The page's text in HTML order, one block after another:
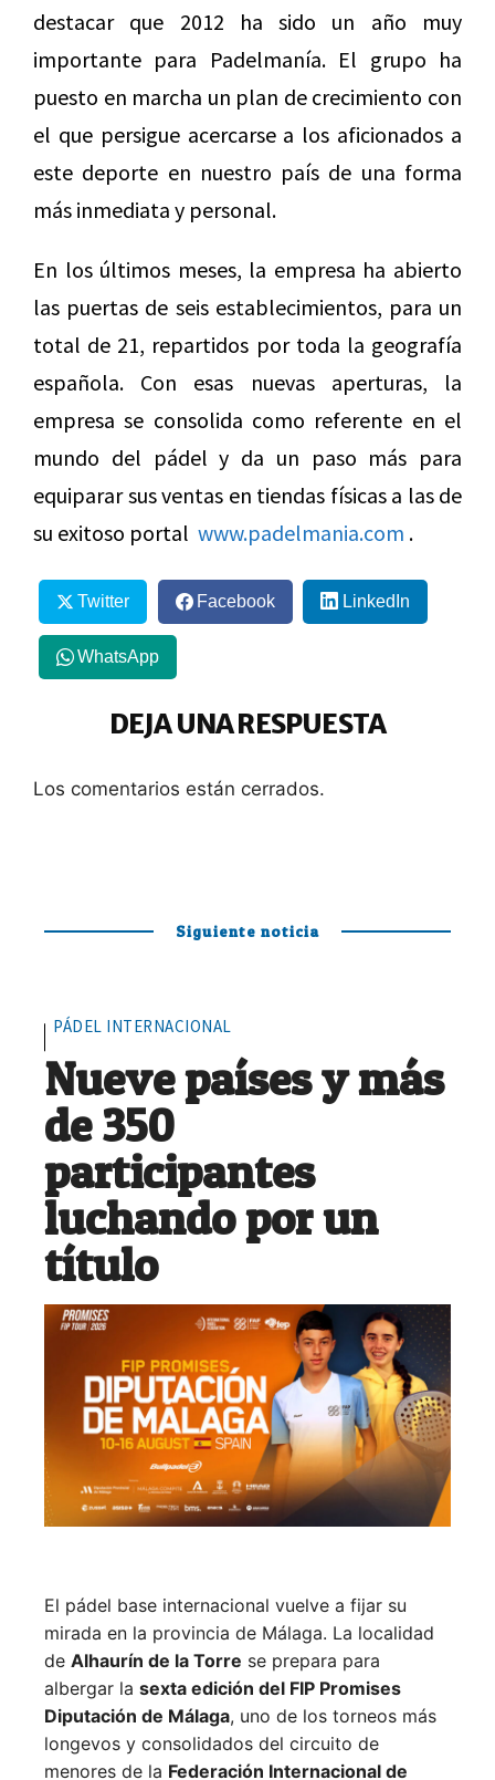
destacar que 2012 ha sido un año muy
importante para Padelmanía. El grupo ha
puesto en marcha un plan de crecimiento con
el que persigue acercarse a los aficionados a
este deporte en nuestro país de una forma
más inmediata y personal.
En los últimos meses, la empresa ha abierto
las puertas de seis establecimientos, para un
total de 21, repartidos por toda la geografía
española. Con esas nuevas aperturas, la
empresa se consolida como referente en el
mundo del pádel y da un paso más para
equiparar sus ventas en tiendas físicas a las de
su exitoso portal www.padelmania.com .
Twitter Facebook LinkedIn
WhatsApp
DEJA UNA RESPUESTA
Los comentarios están cerrados.
Siguiente noticia
PÁDEL INTERNACIONAL
Nueve países y más
de 350
participantes
luchando por un
título
El pádel base internacional vuelve a fijar su
mirada en la provincia de Málaga. La localidad
de Alhaurín de la Torre se prepara para
albergar la sexta edición del FIP Promises
Diputación de Málaga, uno de los torneos más
longevos y consolidados del circuito de
menores de la Federación Internacional de